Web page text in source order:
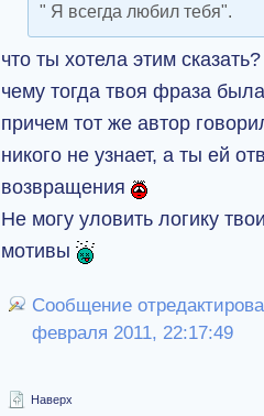
" Я всегда любил тебя".
что ты хотела этим
чему тогда твоя фраза
причем тот же автор
никого не узнает, а ты ей
возвращения
Не могу уловить логику
мотивы
Сообщение
февраля 2011, 22:17:49
Наверх